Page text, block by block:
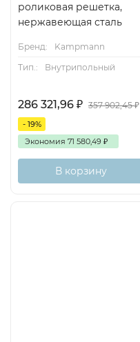
роликовая решетка,
нержавеющая сталь
Бренд:
Kampmann
Тип.:
Внутрипольный
286 321,96 ₽ 357 902,45₽
- 19%
Экономия 71 580,49 ₽
В корзину